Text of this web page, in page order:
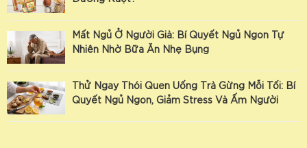
Mất Ngủ Ở Người Già: Bí Quyết Ngủ Ngon Tự
Nhiên Nhờ Bữa Ăn Nhẹ Bụng
Thử Ngay Thói Quen Uống Trà Gừng Mỗi Tối: Bí
Quyết Ngủ Ngon, Giảm Stress Và Ấm Người